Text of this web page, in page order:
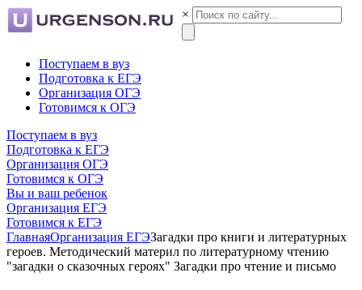
×
Поступаем в вуз
Подготовка к ЕГЭ
Организация ОГЭ
Готовимся к ОГЭ
Поступаем в вуз
Подготовка к ЕГЭ
Организация ОГЭ
Готовимся к ОГЭ
Вы и ваш ребенок
Организация ЕГЭ
Готовимся к ЕГЭ
ГлавнаяОрганизация ЕГЭЗагадки про книги и литературных
героев. Методический материл по литературному чтению
"загадки о сказочных героях" Загадки про чтение и письмо